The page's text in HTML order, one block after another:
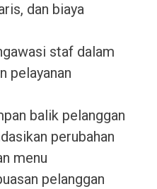
dan biaya
staf dalam
pelayanan
balik pelanggan
perubahan
menu
pelanggan